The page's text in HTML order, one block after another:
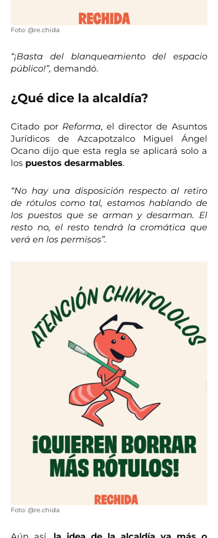
Foto: @re.chida
“¡Basta del blanqueamiento del espacio
público!”,demandó.
¿Qué dice la alcaldía?
Citado por Reforma, el director de Asuntos
Jurídicos de Azcapotzalco Miguel Ángel
Ocano dijo que esta regla se aplicará solo a
los puestos desarmables.
“No hay una disposición respecto al retiro
de rótulos como tal, estamos hablando de
los puestos que se arman y desarman. El
resto no, el resto tendrá la cromática que
verá en los permisos”.
Foto: @re.chida